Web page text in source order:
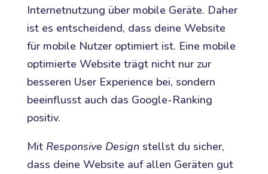
Internetnutzung über mobile Geräte. Daher
ist es entscheidend, dass deine Website
für mobile Nutzer optimiert ist. Eine mobile
optimierte Website trägt nicht nur zur
besseren User Experience bei, sondern
beeinflusst auch das Google-Ranking
positiv.
Mit Responsive Designstellst du sicher,
dass deine Website auf allen Geräten gut